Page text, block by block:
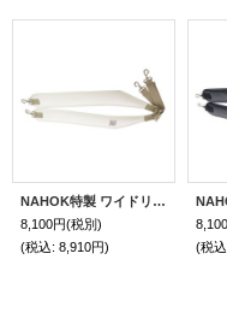
NAHOK特製 ワイドリュックベルト ホワイトスペシャルコーティング
8,100円(税別)
(税込: 8,910円)
(税込